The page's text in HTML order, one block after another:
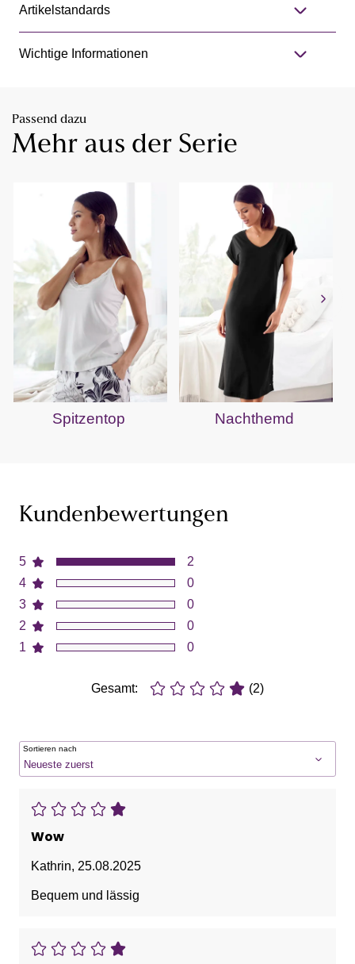
Artikelstandards
Wichtige Informationen
Passend dazu
Mehr aus der Serie
Spitzentop Nachthemd
Kundenbewertungen
5
4
3
2
1
2
0
0
0
0
Gesamt: (2)
Sortieren nach
Wow
Kathrin, 25.08.2025
Bequem und lässig